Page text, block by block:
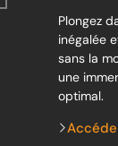
Plongez
inégalée
sans la
une
optimal.